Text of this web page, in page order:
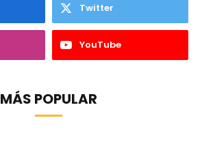
Twitter
YouTube
MÁS POPULAR